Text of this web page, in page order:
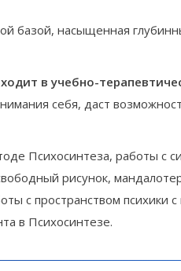
базой, насыщенная
в учебно-
себя, даст
Психосинтеза, работы с
рисунок,
с пространством
в Психосинтезе.